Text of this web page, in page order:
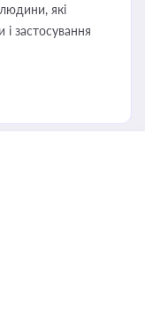
які
застосування